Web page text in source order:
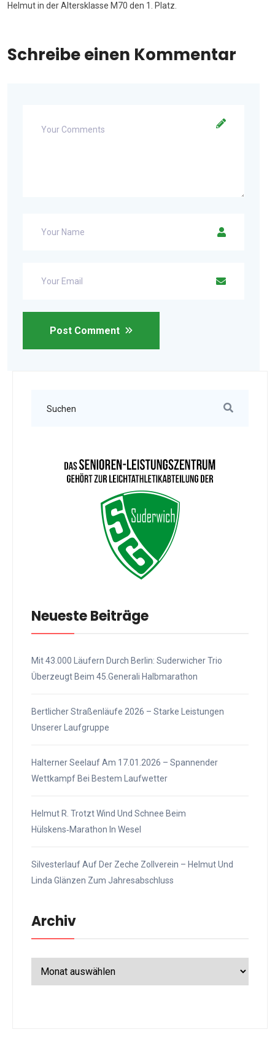
Helmut in der Altersklasse M70 den 1. Platz.
Schreibe einen Kommentar
Post Comment
Neueste Beiträge
Mit 43.000 Läufern Durch Berlin: Suderwicher Trio
Überzeugt Beim 45.Generali Halbmarathon
Bertlicher Straßenläufe 2026 – Starke Leistungen
Unserer Laufgruppe
Halterner Seelauf Am 17.01.2026 – Spannender
Wettkampf Bei Bestem Laufwetter
Helmut R. Trotzt Wind Und Schnee Beim
Hülskens‑Marathon In Wesel
Silvesterlauf Auf Der Zeche Zollverein – Helmut Und
Linda Glänzen Zum Jahresabschluss
Archiv